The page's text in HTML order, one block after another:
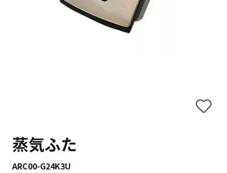
蒸気ふた
ARC00-G24K3U